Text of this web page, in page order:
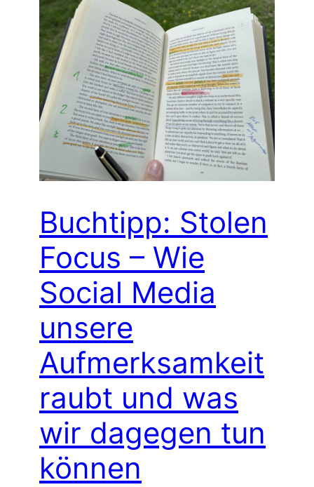
Buchtipp: Stolen
Focus – Wie
Social Media
unsere
Aufmerksamkeit
raubt und was
wir dagegen tun
können